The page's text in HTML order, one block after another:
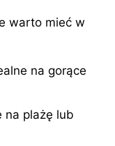
warto mieć w
na gorące
na plażę lub